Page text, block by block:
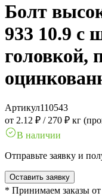
Болт
933 10.9 с
головкой,
Артикул110543
от 2.12 ₽ / 270 ₽ кг
В наличии
Отправьте заявку и
Оставить заявку
* Принимаем заказы